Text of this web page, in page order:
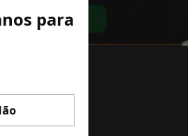
por whatsapp.
para